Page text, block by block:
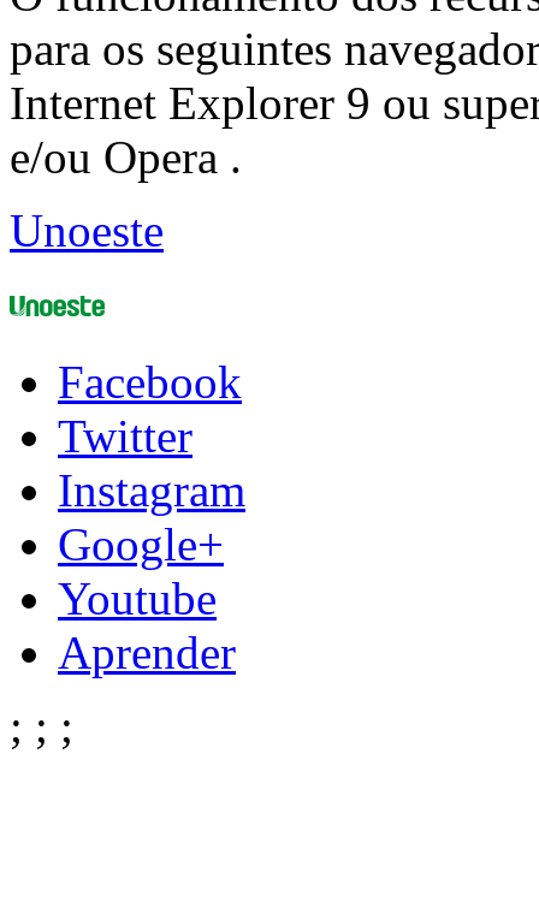
para os seguintes
Internet Explorer 9 ou
e/ou Opera .
Unoeste
Facebook
Twitter
Instagram
Google+
Youtube
Aprender
; ; ;